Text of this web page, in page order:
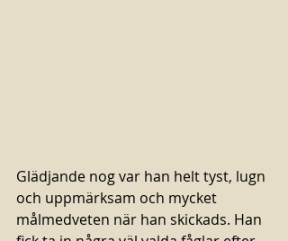
Glädjande nog var han helt tyst, lugn
och uppmärksam och mycket
målmedveten när han skickads. Han